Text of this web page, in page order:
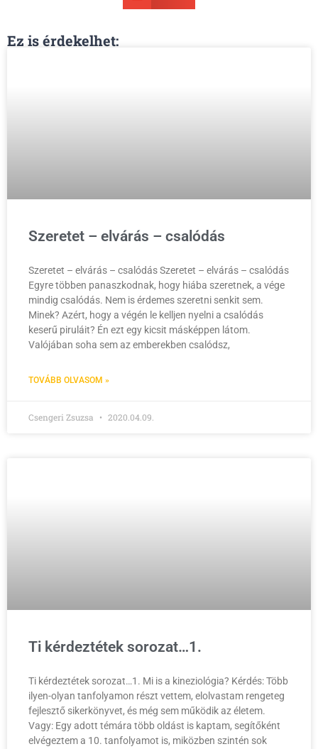
Ez is érdekelhet:
Szeretet – elvárás – csalódás
Szeretet – elvárás – csalódás Szeretet – elvárás – csalódás
Egyre többen panaszkodnak, hogy hiába szeretnek, a vége
mindig csalódás. Nem is érdemes szeretni senkit sem.
Minek? Azért, hogy a végén le kelljen nyelni a csalódás
keserű piruláit? Én ezt egy kicsit másképpen látom.
Valójában soha sem az emberekben csalódsz,
TOVÁBB OLVASOM »
Csengeri Zsuzsa 2020.04.09.
Ti kérdeztétek sorozat…1.
Ti kérdeztétek sorozat…1. Mi is a kineziológia? Kérdés: Több
ilyen-olyan tanfolyamon részt vettem, elolvastam rengeteg
fejlesztő sikerkönyvet, és még sem működik az életem.
Vagy: Egy adott témára több oldást is kaptam, segítőként
elvégeztem a 10. tanfolyamot is, miközben szintén sok